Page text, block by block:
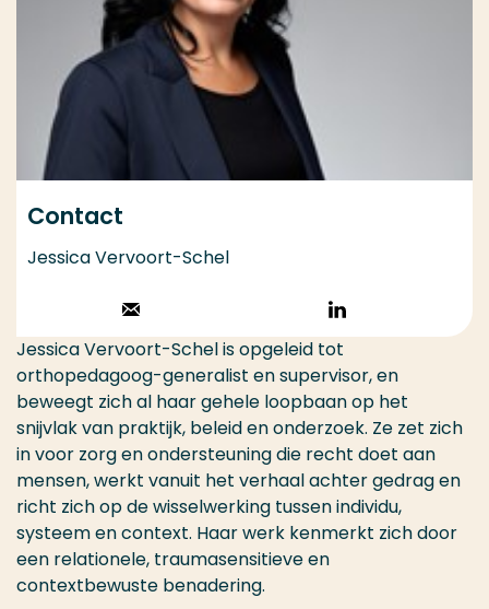
Contact
Jessica Vervoort-Schel
Stuur een email
Volg op
LinkedIn
Jessica Vervoort-Schel is opgeleid tot
orthopedagoog-generalist en supervisor, en
beweegt zich al haar gehele loopbaan op het
snijvlak van praktijk, beleid en onderzoek. Ze zet zich
in voor zorg en ondersteuning die recht doet aan
mensen, werkt vanuit het verhaal achter gedrag en
richt zich op de wisselwerking tussen individu,
systeem en context. Haar werk kenmerkt zich door
een relationele, traumasensitieve en
contextbewuste benadering.